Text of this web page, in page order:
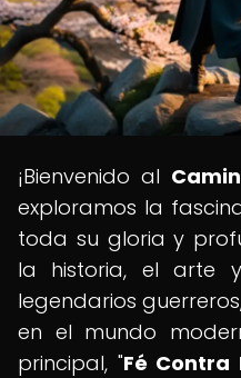
¡Bienvenido al
exploramos la
toda su gloria y
la historia, el arte
legendarios
en el mundo
principal, "Fé Contra